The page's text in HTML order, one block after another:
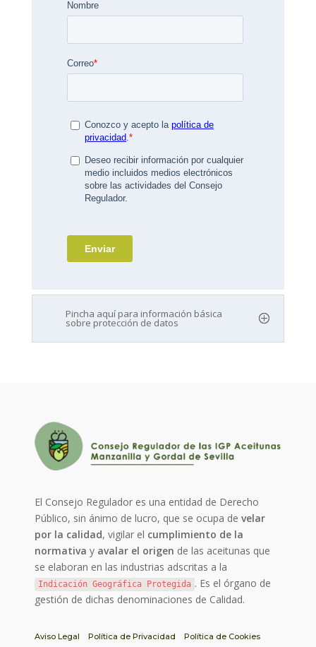
Pincha aquí para información básica
sobre protección de datos
El Consejo Regulador es una entidad de Derecho
Público, sin ánimo de lucro, que se ocupa develar
por la calidad, vigilar el cumplimiento de la
normativa y avalar el origen de las aceitunas que
se elaboran en las industrias adscritas a la
Indicación Geográfica Protegida . Es el órgano de
gestión de dichas denominaciones de Calidad.
Aviso Legal Política de Privacidad
Política de Cookies